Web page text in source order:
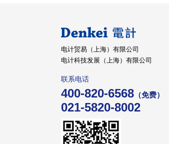
电计贸易（上海）有限公司
电计科技发展（上海）有限公司
联系电话
400-820-6568 （免费）
021-5820-8002